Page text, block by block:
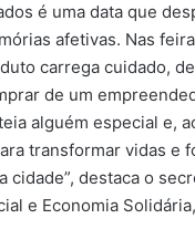
é uma data que
afetivas. Nas
carrega cuidado,
de um
alguém especial e,
transformar vidas e
cidade”, destaca o
e Economia